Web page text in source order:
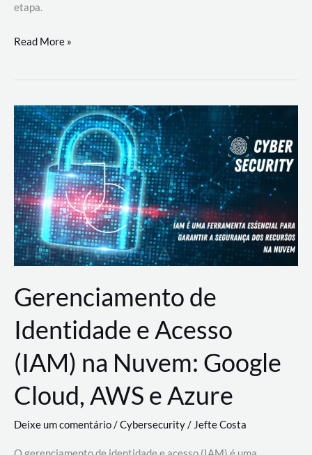
etapa.
DevSecOps
Prática:
Desenvolvimento,
Segurança
e
Operações
Read More »
Gerenciamento de
Identidade e Acesso
(IAM) na Nuvem: Google
Cloud, AWS e Azure
Deixe um comentário/Cybersecurity/ Jefte Costa